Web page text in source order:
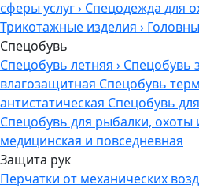
сферы услуг› Спецодежда для
Трикотажные изделия ›
Спецобувь
Спецобувь летняя › Спецобувь
влагозащитная Спецобувь
антистатическая Спецобувь
Спецобувь для рыбалки, охоты
медицинская и повседневная
Защита рук
Перчатки от механических